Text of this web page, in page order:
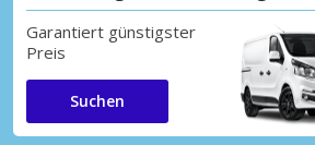
Garantiert günstigster
Preis
Suchen